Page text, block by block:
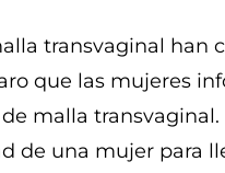
transvaginal han
que las mujeres
malla
de una mujer para